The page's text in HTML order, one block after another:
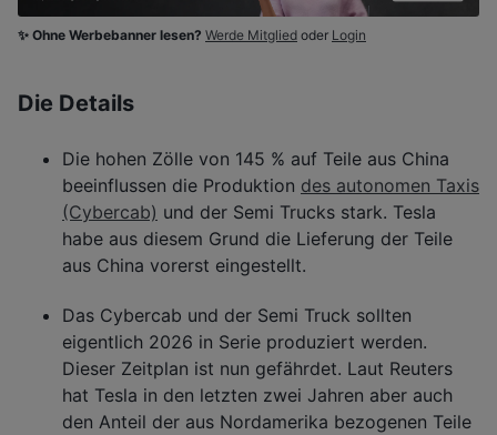
✨ Ohne Werbebanner lesen? Werde Mitglied oder Login
Die Details
Die hohen Zölle von 145 % auf Teile aus China
beeinflussen die Produktion des autonomen Taxis
(Cybercab) und der Semi Trucks stark. Tesla
habe aus diesem Grund die Lieferung der Teile
aus China vorerst eingestellt.
Das Cybercab und der Semi Truck sollten
eigentlich 2026 in Serie produziert werden.
Dieser Zeitplan ist nun gefährdet. Laut Reuters
hat Tesla in den letzten zwei Jahren aber auch
den Anteil der aus Nordamerika bezogenen Teile